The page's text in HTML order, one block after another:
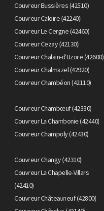
Couvreur Bussières (42510)
Couvreur Caloire (42240)
Couvreur Le Cergne (42460)
Couvreur Cezay (42130)
Couvreur Chalain-d'Uzore (42600)
Couvreur Chalmazel (42920)
Couvreur Chambéon (42110)
Couvreur Chambœuf (42330)
Couvreur La Chambonie (42440)
Couvreur Champoly (42430)
Couvreur Changy (42310)
Couvreur La Chapelle-Villars
(42410)
Couvreur Châteauneuf (42800)